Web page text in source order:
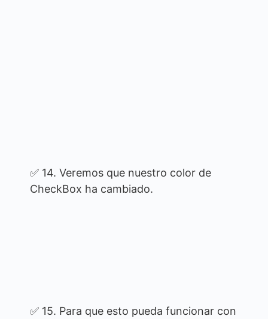
✅ 14. Veremos que nuestro color de
CheckBox ha cambiado.
✅ 15. Para que esto pueda funcionar con